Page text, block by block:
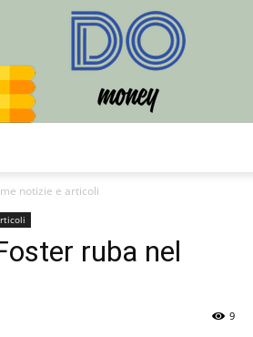
notizie e articoli
ruba nel
9